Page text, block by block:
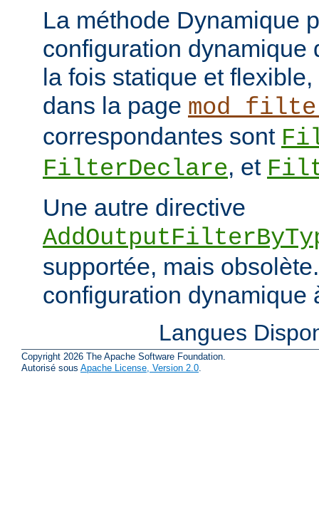
La méthode Dynamique
configuration dynamique
la fois statique et
dans la page
correspondantes sont
FilterDeclare, et
Une autre directive
supportée, mais
configuration dynamique
Langues
Copyright 2026 The Apache Software Foundation.
Autorisé sous Apache License, Version 2.0.